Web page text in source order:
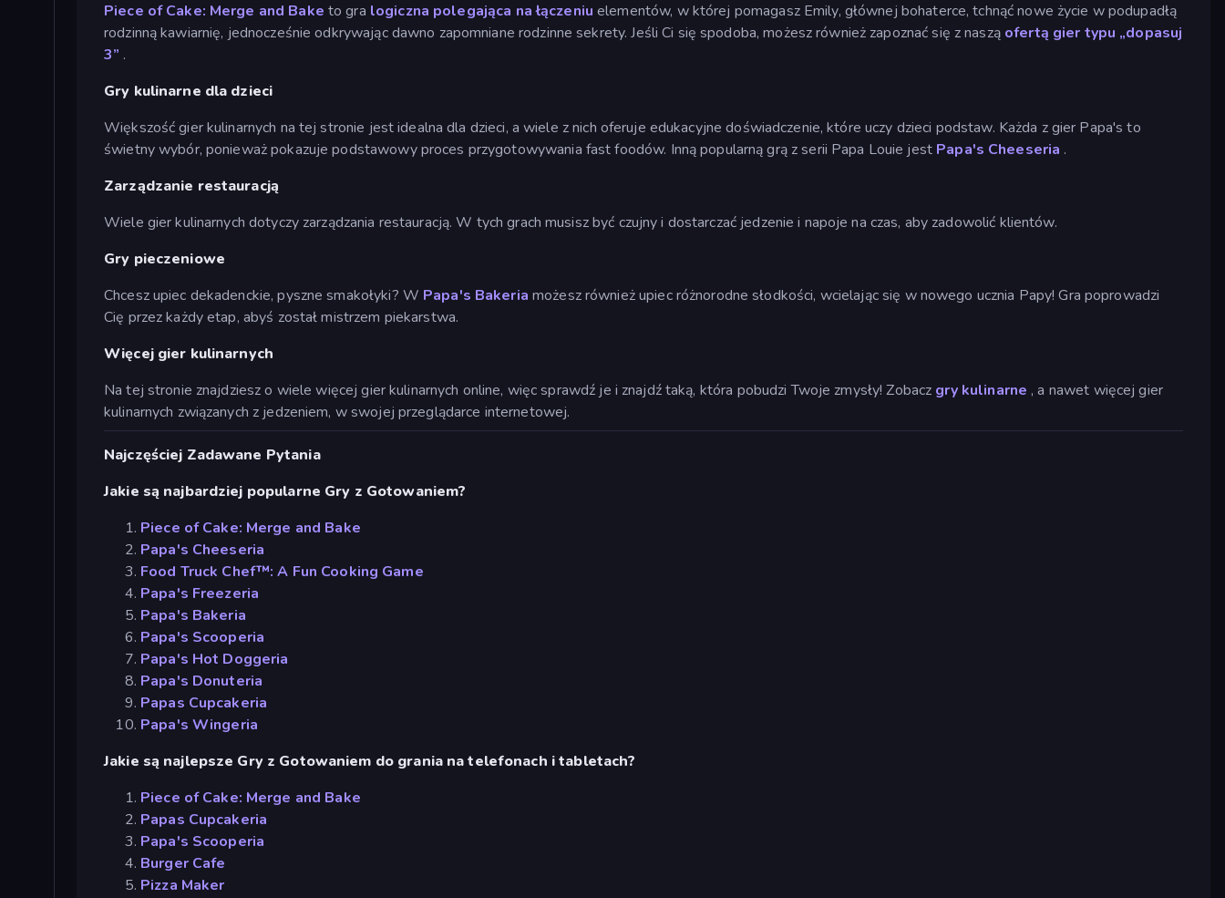
Piece of Cake: Merge and Bake to gra logiczna polegająca na łączeniu elementów, w której pomagasz Emily, głównej bohaterce, tchnąć nowe życie w podupadłą
rodzinną kawiarnię, jednocześnie odkrywając dawno zapomniane rodzinne sekrety. Jeśli Ci się spodoba, możesz również zapoznać się z naszą ofertą gier typu „dopasuj
3” .
Gry kulinarne dla dzieci
Większość gier kulinarnych na tej stronie jest idealna dla dzieci, a wiele z nich oferuje edukacyjne doświadczenie, które uczy dzieci podstaw. Każda z gier Papa's to
świetny wybór, ponieważ pokazuje podstawowy proces przygotowywania fast foodów. Inną popularną grą z serii Papa Louie jest Papa's Cheeseria .
Zarządzanie restauracją
Wiele gier kulinarnych dotyczy zarządzania restauracją. W tych grach musisz być czujny i dostarczać jedzenie i napoje na czas, aby zadowolić klientów.
Gry pieczeniowe
Chcesz upiec dekadenckie, pyszne smakołyki? W Papa's Bakeria możesz również upiec różnorodne słodkości, wcielając się w nowego ucznia Papy! Gra poprowadzi
Cię przez każdy etap, abyś został mistrzem piekarstwa.
Więcej gier kulinarnych
Na tej stronie znajdziesz o wiele więcej gier kulinarnych online, więc sprawdź je i znajdź taką, która pobudzi Twoje zmysły! Zobacz gry kulinarne , a nawet więcej gier
kulinarnych związanych z jedzeniem, w swojej przeglądarce internetowej.
Najczęściej Zadawane Pytania
Jakie są najbardziej popularne Gry z Gotowaniem?
Piece of Cake: Merge and Bake
Papa's Cheeseria
Food Truck Chef™: A Fun Cooking Game
Papa's Freezeria
Papa's Bakeria
Papa's Scooperia
Papa's Hot Doggeria
Papa's Donuteria
Papas Cupcakeria
Papa's Wingeria
Jakie są najlepsze Gry z Gotowaniem do grania na telefonach i tabletach?
Piece of Cake: Merge and Bake
Papas Cupcakeria
Papa's Scooperia
Burger Cafe
Pizza Maker